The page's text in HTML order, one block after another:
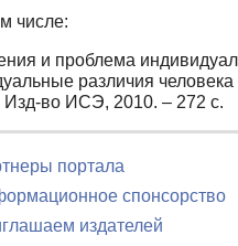
числе:
и проблема
различия человека
Изд-во ИСЭ, 2010. – 272 с.
портала
спонсорство
издателей